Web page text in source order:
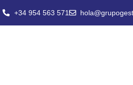
+34 954 563 571